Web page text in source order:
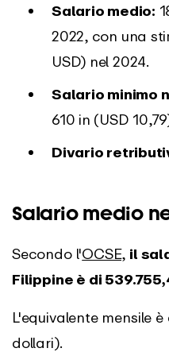
Salario medio:
2022, con una
USD) nel 2024.
Salario minimo
610 in (USD
Divario
Salario medio
Secondo l'OCSE, il
Filippine è di
L'equivalente mensile
dollari).